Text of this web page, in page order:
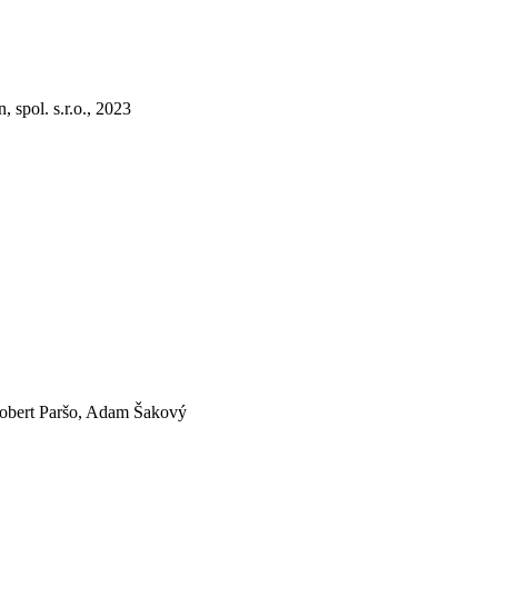
spol. s.r.o., 2023
Paršo, Adam Šakový